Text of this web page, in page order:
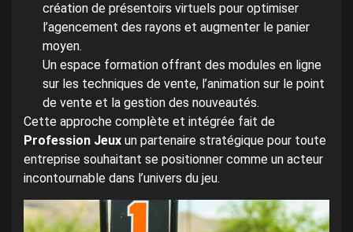
création de présentoirs virtuels pour optimiser
l’agencement des rayons et augmenter le panier
moyen.
Un espace formation offrant des modules en ligne
sur les techniques de vente, l’animation sur le point
de vente et la gestion des nouveautés.
Cette approche complète et intégrée fait de
Profession Jeux un partenaire stratégique pour toute
entreprise souhaitant se positionner comme un acteur
incontournable dans l’univers du jeu.